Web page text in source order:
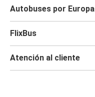
Autobuses por Europa
FlixBus
Atención al cliente